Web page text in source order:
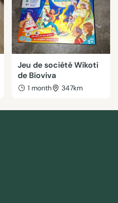
Jeu de société Wikoti
de Bioviva
1 month 347km